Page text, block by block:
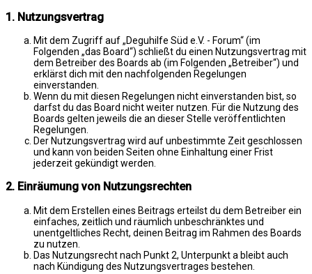
1. Nutzungsvertrag
Mit dem Zugriff auf „Deguhilfe Süd e.V. - Forum“ (im
Folgenden „das Board“) schließt du einen Nutzungsvertrag mit
dem Betreiber des Boards ab (im Folgenden „Betreiber“) und
erklärst dich mit den nachfolgenden Regelungen
einverstanden.
Wenn du mit diesen Regelungen nicht einverstanden bist, so
darfst du das Board nicht weiter nutzen. Für die Nutzung des
Boards gelten jeweils die an dieser Stelle veröffentlichten
Regelungen.
Der Nutzungsvertrag wird auf unbestimmte Zeit geschlossen
und kann von beiden Seiten ohne Einhaltung einer Frist
jederzeit gekündigt werden.
2. Einräumung von Nutzungsrechten
Mit dem Erstellen eines Beitrags erteilst du dem Betreiber ein
einfaches, zeitlich und räumlich unbeschränktes und
unentgeltliches Recht, deinen Beitrag im Rahmen des Boards
zu nutzen.
Das Nutzungsrecht nach Punkt 2, Unterpunkt a bleibt auch
nach Kündigung des Nutzungsvertrages bestehen.